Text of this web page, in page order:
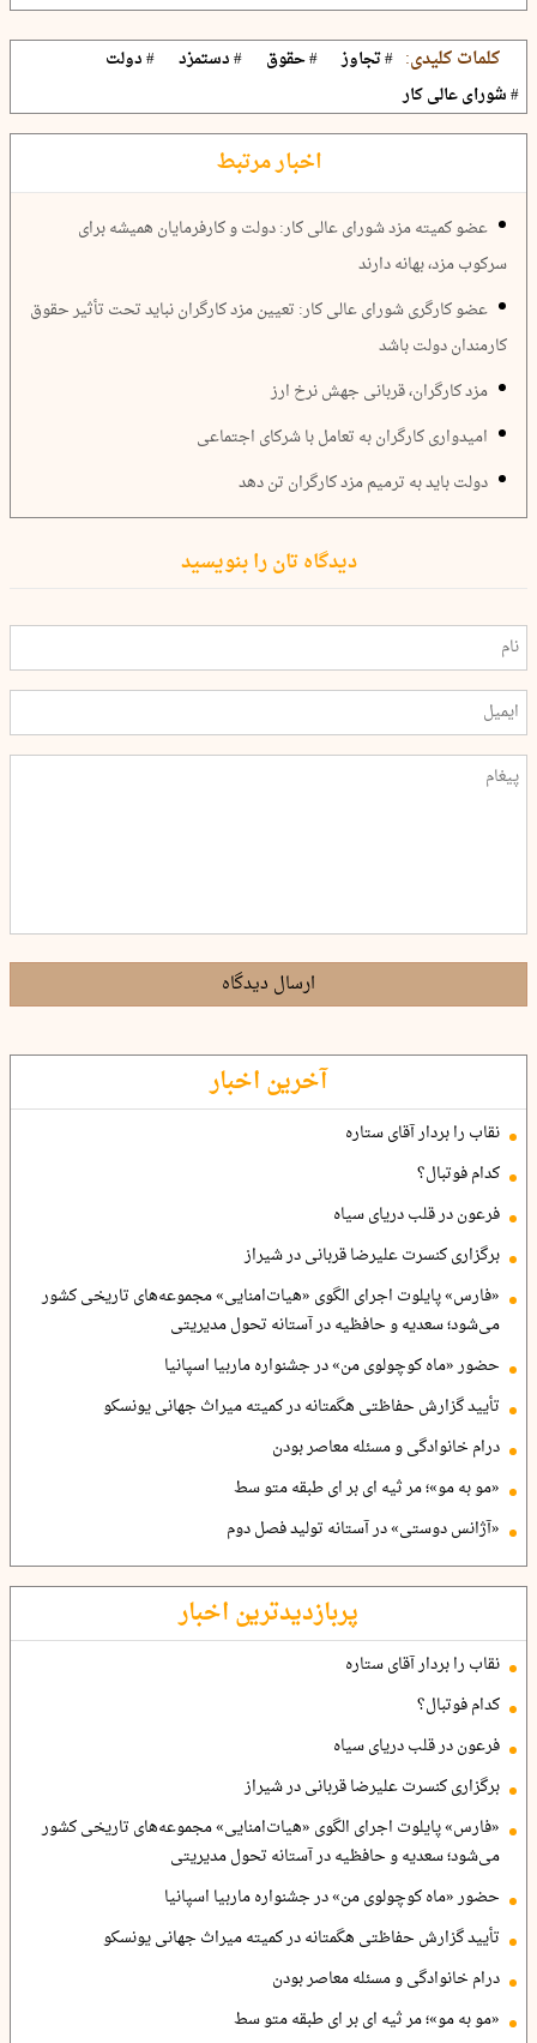
کلمات کلیدی: # تجاوز # حقوق # دستمزد
# دولت
# شورای عالی کار
اخبار مرتبط
عضو کمیته مزد شورای عالی کار: دولت و کارفرمایان همیشه برای
سرکوب مزد، بهانه دارند
عضو کارگری شورای عالی کار: تعیین مزد کارگران نباید تحت تأثیر حقوق
کارمندان دولت باشد
مزد کارگران، قربانی جهش نرخ ارز
امیدواری کارگران به تعامل با شرکای اجتماعی
دولت باید به ترمیم مزد کارگران تن دهد
دیدگاه تان را بنویسید
ارسال دیدگاه
آخرین اخبار
نقاب را بردار آقای ستاره
کدام فوتبال؟
فرعون در قلب دریای سیاه
برگزاری کنسرت علیرضا قربانی در شیراز
«فارس» پایلوت اجرای الگوی «هیات‌امنایی» مجموعه‌های تاریخی کشور
می‌شود؛ سعدیه و حافظیه در آستانه تحول مدیریتی
حضور «ماه کوچولوی من» در جشنواره ماربیا اسپانیا
تأیید گزارش حفاظتی هگمتانه در کمیته میراث جهانی یونسکو
درام خانوادگی و مسئله معاصر بودن
«مو به مو»؛ مر ثیه ای بر ای طبقه متو سط
«آژانس دوستی» در آستانه تولید فصل دوم
پربازدیدترین اخبار
نقاب را بردار آقای ستاره
کدام فوتبال؟
فرعون در قلب دریای سیاه
برگزاری کنسرت علیرضا قربانی در شیراز
«فارس» پایلوت اجرای الگوی «هیات‌امنایی» مجموعه‌های تاریخی کشور
می‌شود؛ سعدیه و حافظیه در آستانه تحول مدیریتی
حضور «ماه کوچولوی من» در جشنواره ماربیا اسپانیا
تأیید گزارش حفاظتی هگمتانه در کمیته میراث جهانی یونسکو
درام خانوادگی و مسئله معاصر بودن
«مو به مو»؛ مر ثیه ای بر ای طبقه متو سط